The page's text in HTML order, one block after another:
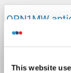
This website
OPN1MW
OPN1MW
Hôte: Lapin